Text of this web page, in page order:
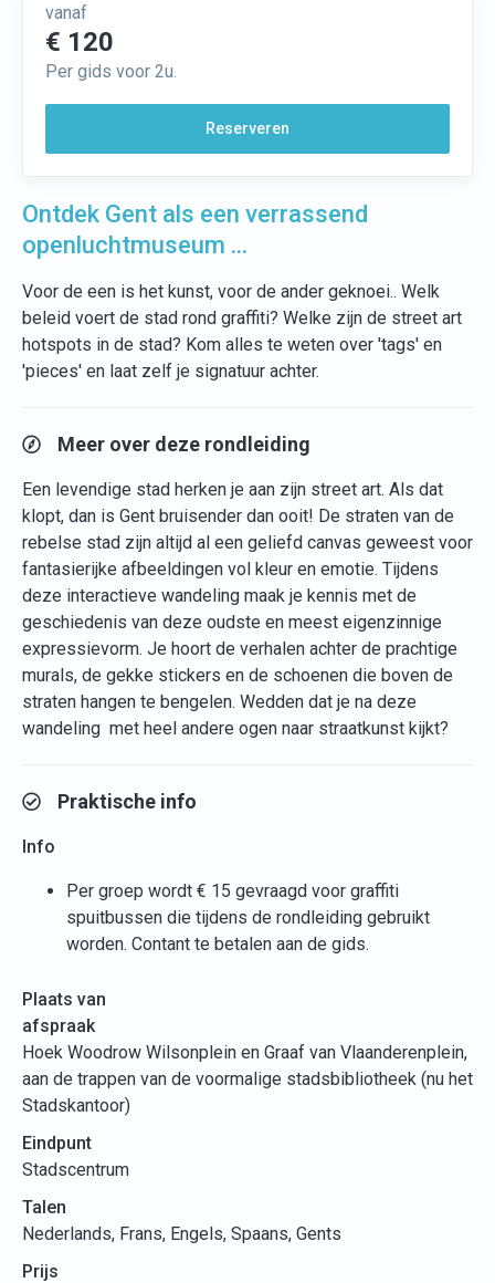
vanaf
€ 120
Per gids voor 2u.
Reserveren
Ontdek Gent als een verrassend
openluchtmuseum ...
Voor de een is het kunst, voor de ander geknoei.. Welk
beleid voert de stad rond graffiti? Welke zijn de street art
hotspots in de stad? Kom alles te weten over 'tags' en
'pieces' en laat zelf je signatuur achter.
Meer over deze rondleiding
Een levendige stad herken je aan zijn street art. Als dat
klopt, dan is Gent bruisender dan ooit! De straten van de
rebelse stad zijn altijd al een geliefd canvas geweest voor
fantasierijke afbeeldingen vol kleur en emotie. Tijdens
deze interactieve wandeling maak je kennis met de
geschiedenis van deze oudste en meest eigenzinnige
expressievorm. Je hoort de verhalen achter de prachtige
murals, de gekke stickers en de schoenen die boven de
straten hangen te bengelen. Wedden dat je na deze
wandeling met heel andere ogen naar straatkunst kijkt?
Praktische info
Info
Per groep wordt € 15 gevraagd voor graffiti
spuitbussen die tijdens de rondleiding gebruikt
worden. Contant te betalen aan de gids.
Plaats van
afspraak
Hoek Woodrow Wilsonplein en Graaf van Vlaanderenplein,
aan de trappen van de voormalige stadsbibliotheek (nu het
Stadskantoor)
Eindpunt
Stadscentrum
Talen
Nederlands, Frans, Engels, Spaans, Gents
Prijs